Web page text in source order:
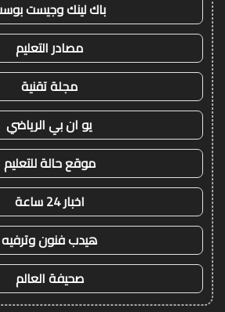
باك لينك وجيست
مصادر التعليم
مجلة تقنية
يو ان بي الرياضي
موقع حالة للتعليم
اخبار 24 ساعة
هيدب فنون وترفيه
صحيفة العالم